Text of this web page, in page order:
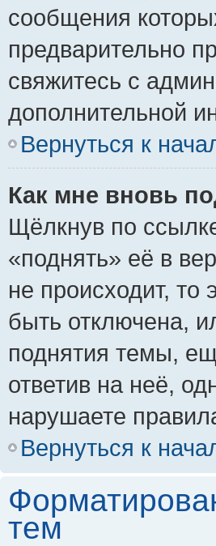
сообщения
предварительно
свяжитесь с
дополнительной
Вернуться к
Как мне вновь
Щёлкнув по
«поднять» её в
не происходит, то
быть отключена,
поднятия темы,
ответив на неё,
нарушаете
Вернуться к
тем